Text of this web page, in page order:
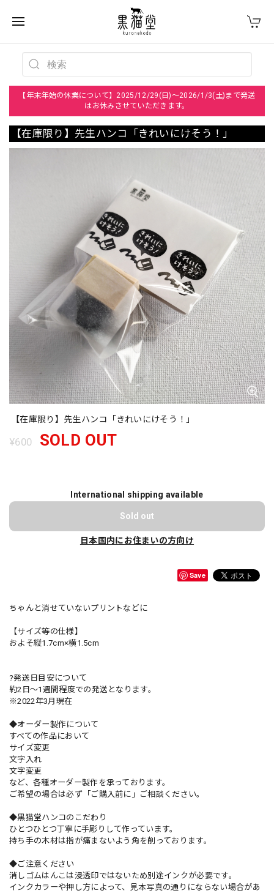
【年末年始の休業について】2025/12/29(日)～2026/1/3(土)まで発送
はお休みさせていただきます。
【在庫限り】先生ハンコ「きれいにけそう！」
【在庫限り】先生ハンコ「きれいにけそう！」
¥600 SOLD OUT
International shipping available
Sold out
日本国内にお住まいの方向け
Save
ちゃんと消せていないプリントなどに
【サイズ等の仕様】
およそ縦1.7cm×横1.5cm
?発送日目安について
約2日〜1週間程度での発送となります。
※2022年3月現在
◆オーダー製作について
すべての作品において
サイズ変更
文字入れ
文字変更
など、各種オーダー製作を承っております。
ご希望の場合は必ず「ご購入前に」ご相談ください。
◆黒猫堂ハンコのこだわり
ひとつひとつ丁寧に手彫りして作っています。
持ち手の木材は指が痛まないよう角を削っております。
◆ご注意ください
消しゴムはんこは浸透印ではないため別途インクが必要です。
インクカラーや押し方によって、見本写真の通りにならない場合があ